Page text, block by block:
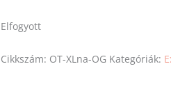
Elfogyott
Cikkszám: OT-XLna-OG Kategóriák: